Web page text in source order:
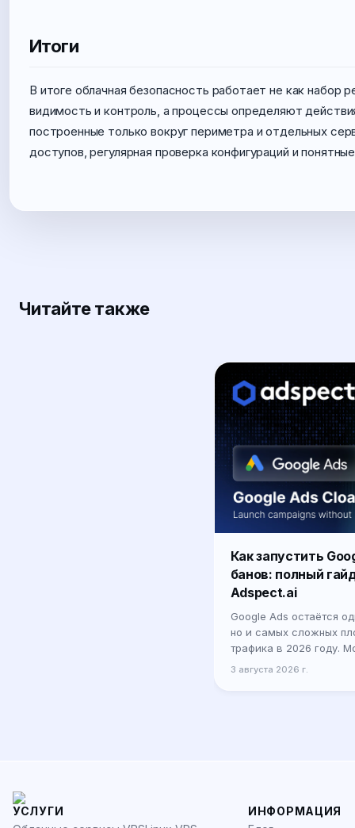
Итоги
В итоге облачная безопасность работает не как
видимость и контроль, а процессы определяют
построенные только вокруг периметра и отдельных
доступов, регулярная проверка конфигураций и
Читайте также
Как запустить
банов: полный
Adspect.ai
Google Ads остаётся
но и самых сложных
трафика в 2026 году.
системы обнаружения
3 августа 2026 г.
УСЛУГИ
ИНФОРМАЦИЯ